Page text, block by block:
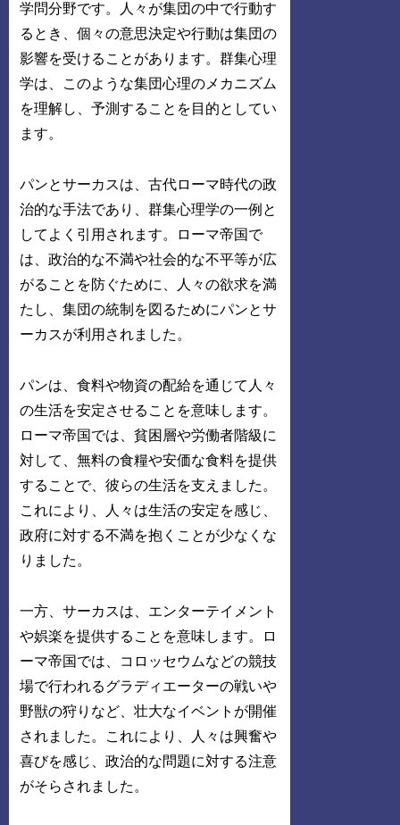
学問分野です。人々が集団の中で行動す
るとき、個々の意思決定や行動は集団の
影響を受けることがあります。群集心理
学は、このような集団心理のメカニズム
を理解し、予測することを目的としてい
ます。
パンとサーカスは、古代ローマ時代の政
治的な手法であり、群集心理学の一例と
してよく引用されます。ローマ帝国で
は、政治的な不満や社会的な不平等が広
がることを防ぐために、人々の欲求を満
たし、集団の統制を図るためにパンとサ
ーカスが利用されました。
パンは、食料や物資の配給を通じて人々
の生活を安定させることを意味します。
ローマ帝国では、貧困層や労働者階級に
対して、無料の食糧や安価な食料を提供
することで、彼らの生活を支えました。
これにより、人々は生活の安定を感じ、
政府に対する不満を抱くことが少なくな
りました。
一方、サーカスは、エンターテイメント
や娯楽を提供することを意味します。ロ
ーマ帝国では、コロッセウムなどの競技
場で行われるグラディエーターの戦いや
野獣の狩りなど、壮大なイベントが開催
されました。これにより、人々は興奮や
喜びを感じ、政治的な問題に対する注意
がそらされました。